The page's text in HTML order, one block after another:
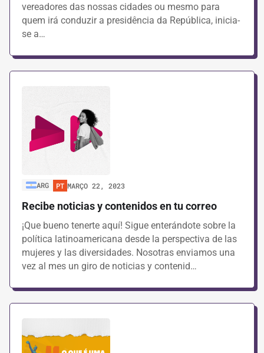
vereadores das nossas cidades ou mesmo para
quem irá conduzir a presidência da República, inicia-
se a…
ARG PT MARÇO 22, 2023
Recibe noticias y contenidos en tu correo
¡Que bueno tenerte aquí! Sigue enterándote sobre la
política latinoamericana desde la perspectiva de las
mujeres y las diversidades. Nosotras enviamos una
vez al mes un giro de noticias y contenid…